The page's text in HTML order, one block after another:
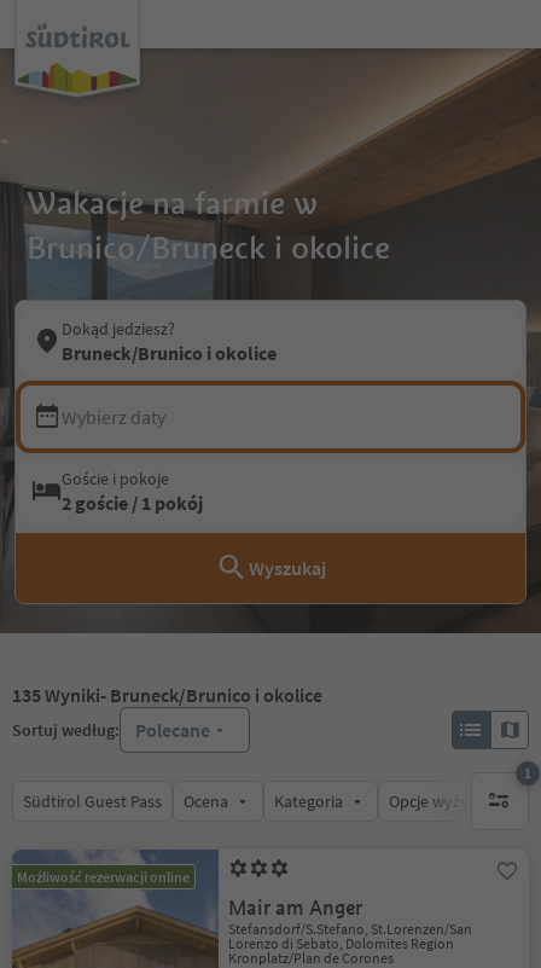
Wakacje na farmie w
Brunico/Bruneck i okolice
Dokąd jedziesz?
Bruneck/Brunico i okolice
Wybierz daty
Goście i pokoje
2 goście / 1 pokój
Wyszukaj
135Wyniki- Bruneck/Brunico i okolice
Sortuj według: Polecane
Südtirol Guest Pass Ocena Kategoria Opcje wyżywienia
1
1
Możliwość rezerwacji online
Mair am Anger
Stefansdorf/S.Stefano, St.Lorenzen/San
Lorenzo di Sebato, Dolomites Region
Kronplatz/Plan de Corones